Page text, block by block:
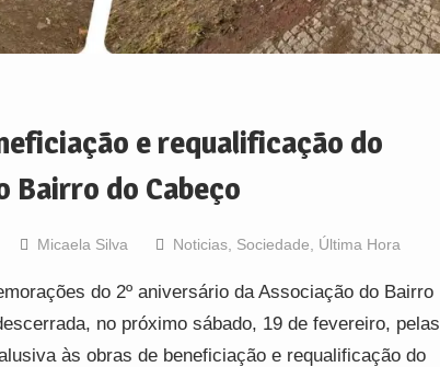
e requalificação do
Bairro do Cabeço
Micaela Silva Noticias, Sociedade Última Hora
do 2º aniversário da Associação do Bairro
no próximo sábado, 19 de fevereiro, pelas
às obras de beneficiação e requalificação do